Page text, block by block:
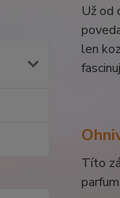
Už od
len
Títo